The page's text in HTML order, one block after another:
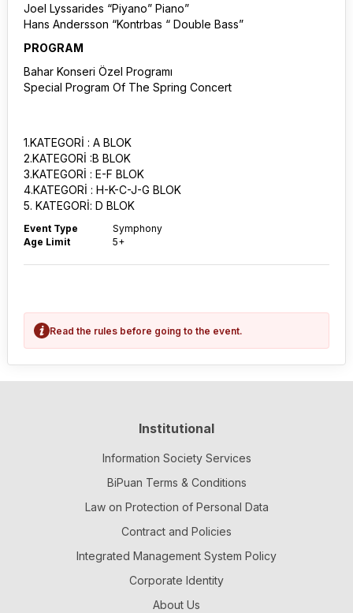
Joel Lyssarides “Piyano” Piano”
Hans Andersson “Kontrbas “ Double Bass”
PROGRAM
Bahar Konseri Özel Programı
Special Program Of The Spring Concert
1.KATEGORİ : A BLOK
2.KATEGORİ :B BLOK
3.KATEGORİ : E-F BLOK
4.KATEGORİ : H-K-C-J-G BLOK
5. KATEGORİ: D BLOK
Event Type
Symphony
Age Limit
5+
Read the rules before going to the event.
Institutional
Information Society Services
BiPuan Terms & Conditions
Law on Protection of Personal Data
Contract and Policies
Integrated Management System Policy
Corporate Identity
About Us